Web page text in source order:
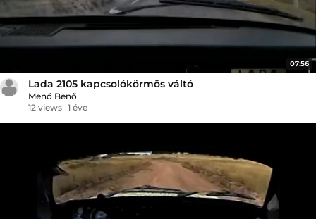
07:56
Lada 2105 kapcsolókörmös váltó
Menő Benő
12 views 1 éve